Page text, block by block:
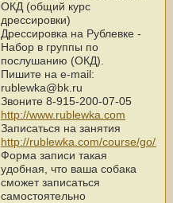
ОКД (общий курс
дрессировки)
Дрессировка на Рублевке -
Набор в группы по
послушанию (ОКД).
Пишите на e-mail:
rublewka@bk.ru
Звоните 8-915-200-07-05
http://www.rublewka.com
Записаться на занятия
http://rublewka.com/course/go/
Форма записи такая
удобная, что ваша собака
сможет записаться
самостоятельно